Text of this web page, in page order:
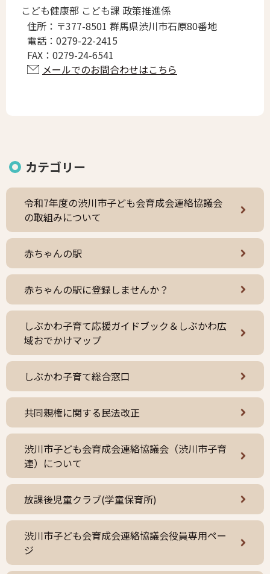
こども健康部 こども課 政策推進係
住所： 〒377-8501 群馬県渋川市石原80番地
電話： 0279-22-2415
FAX： 0279-24-6541
メールでのお問合わせはこちら
カテゴリー
令和7年度の渋川市子ども会育成会連絡協議会
の取組みについて
赤ちゃんの駅
赤ちゃんの駅に登録しませんか？
しぶかわ子育て応援ガイドブック＆しぶかわ広
域おでかけマップ
しぶかわ子育て総合窓口
共同親権に関する民法改正
渋川市子ども会育成会連絡協議会（渋川市子育
連）について
放課後児童クラブ(学童保育所)
渋川市子ども会育成会連絡協議会役員専用ペー
ジ